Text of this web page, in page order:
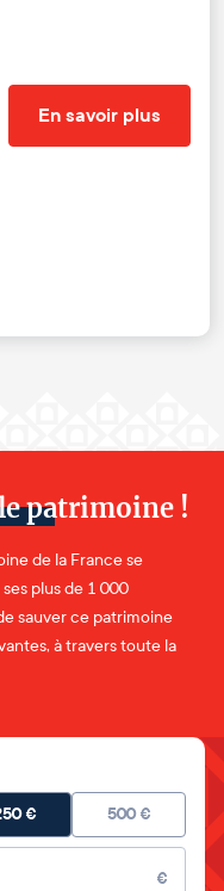
En savoir plus
patrimoine !
de la France se
plus de 1 000
sauver ce patrimoine
à travers toute la
€ 500 €
€